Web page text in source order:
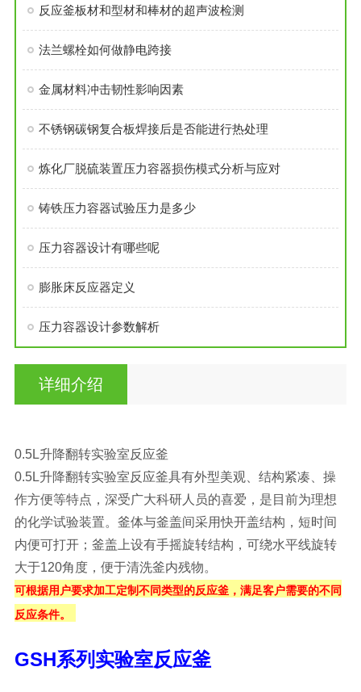
反应釜板材和型材和棒材的超声波检测
法兰螺栓如何做静电跨接
金属材料冲击韧性影响因素
不锈钢碳钢复合板焊接后是否能进行热处理
炼化厂脱硫装置压力容器损伤模式分析与应对
铸铁压力容器试验压力是多少
压力容器设计有哪些呢
膨胀床反应器定义
压力容器设计参数解析
详细介绍
0.5L升降翻转实验室反应釜
0.5L升降翻转实验室反应釜具有外型美观、结构紧凑、操
作方便等特点，深受广大科研人员的喜爱，是目前为理想
的化学试验装置。釜体与釜盖间采用快开盖结构，短时间
内便可打开；釜盖上设有手摇旋转结构，可绕水平线旋转
大于120角度，便于清洗釜内残物。
可根据用户要求加工定制不同类型的反应釜，满足客户需要的不同
反应条件。
GSH系列实验室反应釜